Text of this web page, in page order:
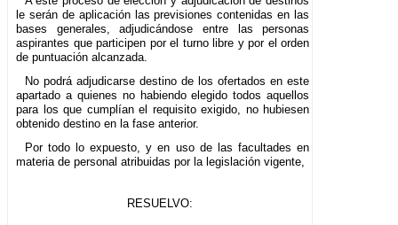
le serán de aplicación las previsiones contenidas en las
bases generales, adjudicándose entre las personas
aspirantes que participen por el turno libre y por el orden
de puntuación alcanzada.
No podrá adjudicarse destino de los ofertados en este
apartado a quienes no habiendo elegido todos aquellos
para los que cumplían el requisito exigido, no hubiesen
obtenido destino en la fase anterior.
Por todo lo expuesto, y en uso de las facultades en
materia de personal atribuidas por la legislación vigente,
RESUELVO: